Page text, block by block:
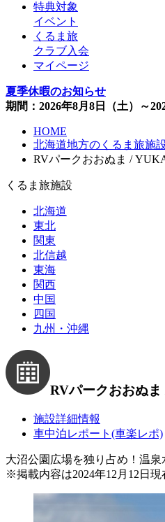
特典対象
イベント
くるま旅
クラブ入会
マイページ
夏季休暇のお知らせ
期間：2026年8月8日（土）～
HOME
北海道地方のくるま旅施
RVパークおおぬま /
くるま旅施設
北海道
東北
関東
北信越
東海
関西
中国
四国
九州・沖縄
RVパークおおぬ
施設詳細情報
車中泊レポート(車楽レポ)
大沼公園広場を独り占め！温
※掲載内容は2024年12月12日